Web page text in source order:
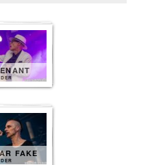
FAKE